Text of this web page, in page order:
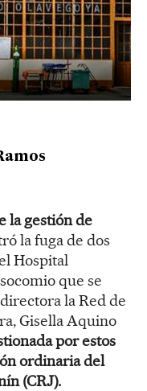
la gestión de
la fuga de dos
Hospital
que se
la Red de
Gisella Aquino
por estos
ordinaria del
(CRJ).